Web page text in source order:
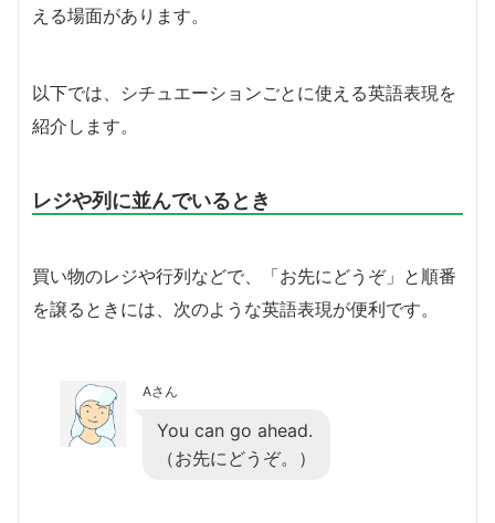
える場面があります。
以下では、シチュエーションごとに使える英語表現を
紹介します。
レジや列に並んでいるとき
買い物のレジや行列などで、「お先にどうぞ」と順番
を譲るときには、次のような英語表現が便利です。
Aさん
You can go ahead.
（お先にどうぞ。）